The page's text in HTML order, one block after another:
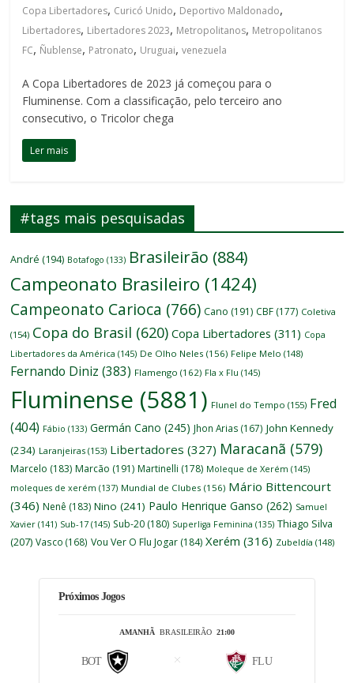
Copa Libertadores, Curicó Unido, Deportivo Maldonado,
Libertadores, Libertadores 2023, Metropolitanos, Metropolitanos
FC, Ñublense, Patronato, Uruguai,venezuela
A Copa Libertadores de 2023 já começou para o
Fluminense. Com a classificação, pelo terceiro ano
consecutivo, o Tricolor chega
Ler mais
#tags mais pesquisadas
André (194) Botafogo (133) Brasileirão (884)
Campeonato Brasileiro (1424)
Campeonato Carioca (766) Cano (191) CBF (177) Coletiva
(154) Copa do Brasil (620) Copa Libertadores (311) Copa
Libertadores da América (145) De Olho Neles (156) Felipe Melo (148)
Fernando Diniz (383) Flamengo (162) Fla x Flu (145)
Fluminense (5881) Flunel do Tempo (155) Fred
(404) Fábio (133) Germán Cano (245) Jhon Arias (167) John Kennedy
(234) Laranjeiras (153) Libertadores (327) Maracanã (579)
Marcelo (183) Marcão (191) Martinelli (178) Moleque de Xerém (145)
moleques de xerém (137) Mundial de Clubes (156) Mário Bittencourt
(346) Nenê (183) Nino (241) Paulo Henrique Ganso (262) Samuel
Xavier (141) Sub-17 (145) Sub-20 (180) Superliga Feminina (135) Thiago Silva
(207) Vasco (168) Vou Ver O Flu Jogar (184) Xerém (316) Zubeldía (148)
Próximos Jogos
AMANHÃBRASILEIRÃO 21:00
BOT FLU